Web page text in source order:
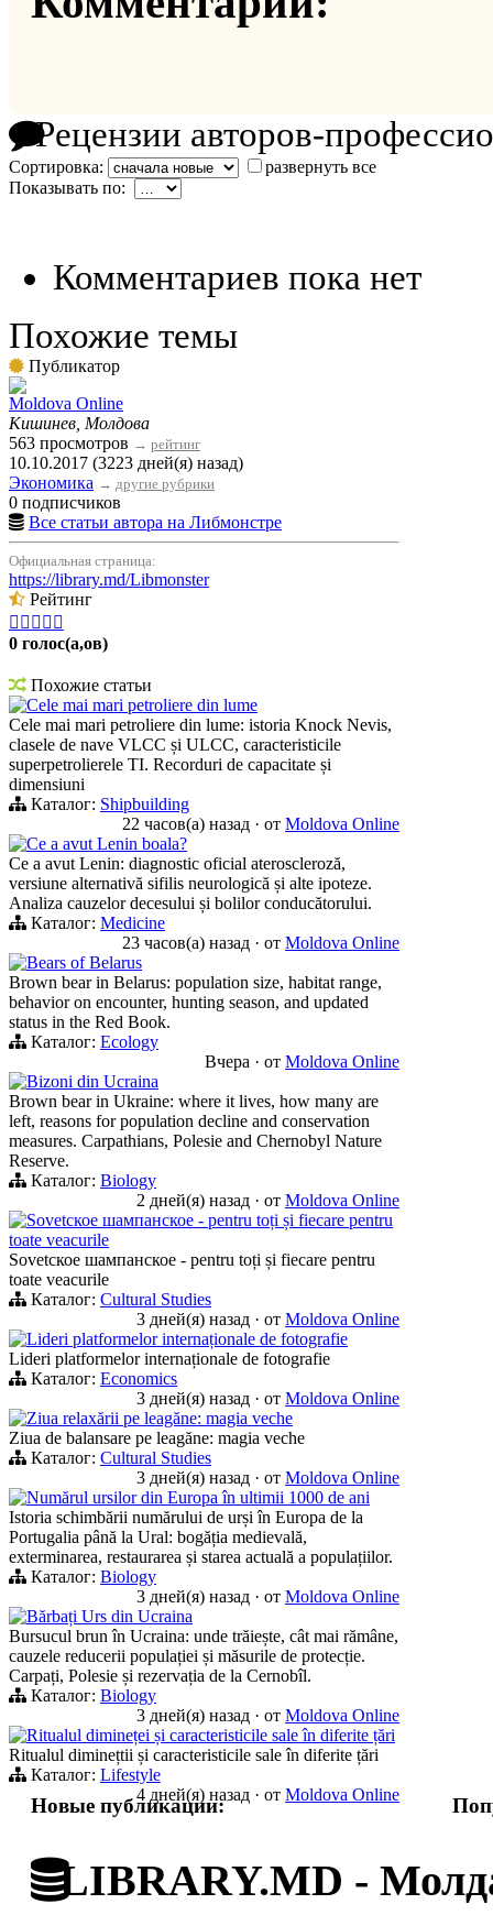
Рецензии авторов-
Сортировка:
развернуть все
Показывать по:
Комментариев пока нет
Похожие темы
Публикатор
Moldova Online
Кишинев, Молдова
563 просмотров → рейтинг
10.10.2017 (3223 дней(я) назад)
Экономика → другие рубрики
0 подписчиков
Все статьи автора на Либмонстре
Официальная страница:
https://library.md/Libmonster
Рейтинг
    
0 голос(а,ов)
Похожие статьи
Cele mai mari petroliere din lume
Cele mai mari petroliere din lume: istoria Knock Nevis,
clasele de nave VLCC și ULCC, caracteristicile
superpetrolierele TI. Recorduri de capacitate și
dimensiuni
Каталог: Shipbuilding
22 часов(а) назад · от Moldova Online
Ce a avut Lenin boala?
Ce a avut Lenin: diagnostic oficial ateroscleroză,
versiune alternativă sifilis neurologică și alte ipoteze.
Analiza cauzelor decesului și bolilor conducătorului.
Каталог: Medicine
23 часов(а) назад · от Moldova Online
Bears of Belarus
Brown bear in Belarus: population size, habitat range,
behavior on encounter, hunting season, and updated
status in the Red Book.
Каталог: Ecology
Вчера · от Moldova Online
Bizoni din Ucraina
Brown bear in Ukraine: where it lives, how many are
left, reasons for population decline and conservation
measures. Carpathians, Polesie and Chernobyl Nature
Reserve.
Каталог: Biology
2 дней(я) назад · от Moldova Online
Sovetское шампанское - pentru toți și fiecare pentru
toate veacurile
Sovetское шампанское - pentru toți și fiecare pentru
toate veacurile
Каталог: Cultural Studies
3 дней(я) назад · от Moldova Online
Lideri platformelor internaționale de fotografie
Lideri platformelor internaționale de fotografie
Каталог: Economics
3 дней(я) назад · от Moldova Online
Ziua relaxării pe leagăne: magia veche
Ziua de balansare pe leagăne: magia veche
Каталог: Cultural Studies
3 дней(я) назад · от Moldova Online
Numărul ursilor din Europa în ultimii 1000 de ani
Istoria schimbării numărului de urși în Europa de la
Portugalia până la Ural: bogăția medievală,
exterminarea, restaurarea și starea actuală a populațiilor.
Каталог: Biology
3 дней(я) назад · от Moldova Online
Bărbați Urs din Ucraina
Bursucul brun în Ucraina: unde trăiește, cât mai rămâne,
cauzele reducerii populației și măsurile de protecție.
Carpați, Polesie și rezervația de la Cernobîl.
Каталог: Biology
3 дней(я) назад · от Moldova Online
Ritualul dimineței și caracteristicile sale în diferite țări
Ritualul diminețtii și caracteristicile sale în diferite țări
Каталог: Lifestyle
4 дней(я) назад · от Moldova Online
Новые публикации:
LIBRARY.MD -